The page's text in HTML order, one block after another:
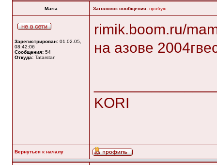
Maria Заголовок сообщения: пробую
Зарегистрирован: 01.02.05,
08:42:06
Сообщения: 54
Откуда: Tatarstan
rimik.boom.ru/
на азове
KORI
Вернуться к началу